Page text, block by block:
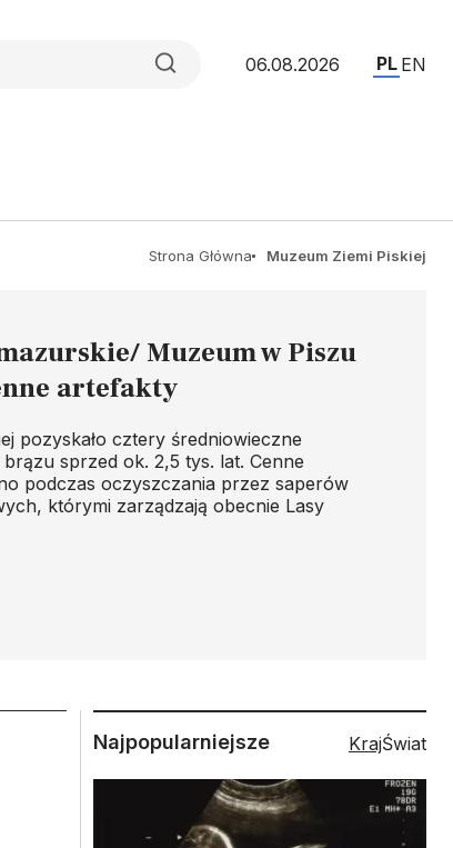
06.08.2026 PL EN
Strona Główna Muzeum Ziemi Piskiej
Muzeum w Piszu
artefakty
pozyskało cztery średniowieczne
sprzed ok. 2,5 tys. lat. Cenne
podczas oczyszczania przez saperów
którymi zarządzają obecnie Lasy
Najpopularniejsze KrajŚwiat